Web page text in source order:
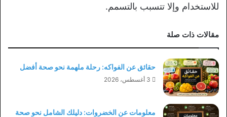
للاستخدام وإلا تتسبب بالتسمم.
مقالات ذات صلة
حقائق عن الفواكه: رحلة ملهمة نحو صحة أفضل
3 أغسطس، 2026
معلومات عن الخضروات: دليلك الشامل نحو صحة